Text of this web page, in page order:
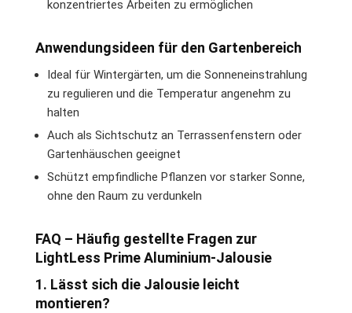
konzentriertes Arbeiten zu ermöglichen
Anwendungsideen für den Gartenbereich
Ideal für Wintergärten, um die Sonneneinstrahlung
zu regulieren und die Temperatur angenehm zu
halten
Auch als Sichtschutz an Terrassenfenstern oder
Gartenhäuschen geeignet
Schützt empfindliche Pflanzen vor starker Sonne,
ohne den Raum zu verdunkeln
FAQ – Häufig gestellte Fragen zur
LightLess Prime Aluminium-Jalousie
1. Lässt sich die Jalousie leicht
montieren?